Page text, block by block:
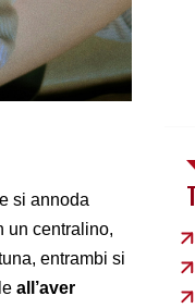
si annoda
un centralino,
entrambi si
all’aver